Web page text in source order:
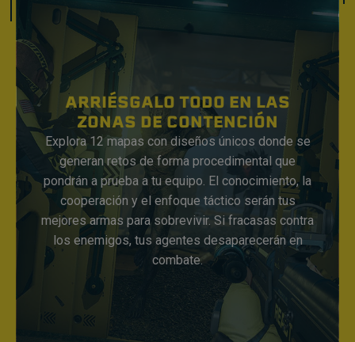
ARRIÉSGALO TODO EN LAS
ZONAS DE CONTENCIÓN
Explora 12 mapas con diseños únicos donde se
generan retos de forma procedimental que
pondrán a prueba a tu equipo. El conocimiento, la
cooperación y el enfoque táctico serán tus
mejores armas para sobrevivir. Si fracasas contra
los enemigos, tus agentes desaparecerán en
combate.